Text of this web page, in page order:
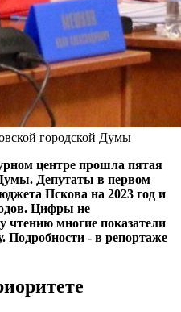
городской Думы
центре прошла пятая
Депутаты в первом
Пскова на 2023 год и
Цифры не
чтению многие показатели
Подробности - в репортаже